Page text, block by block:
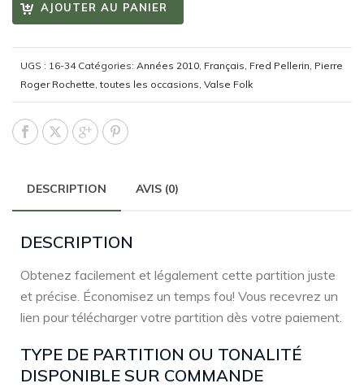
AJOUTER AU PANIER
UGS : 16-34 Catégories: Années 2010, Français, Fred Pellerin, Pierre
Roger Rochette,toutes les occasions, Valse Folk
DESCRIPTION AVIS (0)
DESCRIPTION
Obtenez facilement et légalement cette partition juste
et précise. Économisez un temps fou! Vous recevrez un
lien pour télécharger votre partition dès votre paiement.
TYPE DE PARTITION OU TONALITÉ
DISPONIBLE SUR COMMANDE